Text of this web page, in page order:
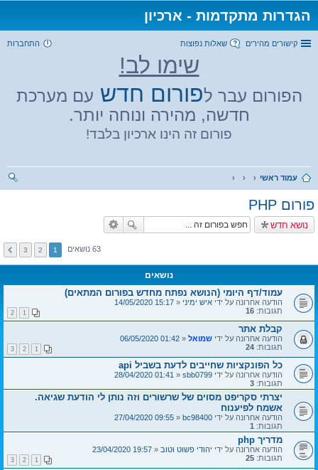
הגדרות מתקדמות - ארכיון
קישורים מהירים שאלות נפוצות התחברות
שימו לב!
הפורום עבר לפורום חדש עם מערכת
חדשה, מהירה ונוחה יותר.
פורום זה הינו ארכיון בלבד!
עמוד ראשי
פורום PHP
נושא חדש
63 נושאים 1
2
3
נושאים
עמוד/דף היומי (הנושא נפתח מחדש בפורום המתאים)
הודעה אחרונה על ידי איש ימיני «
15:17 14/05/2020
תגובות: 16
1
2
קבלת אתר
הודעה אחרונה על ידי שמואל «
01:42 06/05/2020
תגובות: 24
1
2
3
כל הפונקציות שחייבים לדעת בשביל api
הודעה אחרונה על ידי sbb0799
«
01:41 28/04/2020
תגובות: 3
יצרתי סקריפט מסוים של שרשורים וזה נותן לי הודעת שגיאה.
אשמח לפיענוח
הודעה אחרונה על ידי bc98400
«
09:55 27/04/2020
תגובות: 1
מדריך php
הודעה אחרונה על ידי יהודי פשוט וטוב «
19:57 23/04/2020
תגובות: 25
1
2
3